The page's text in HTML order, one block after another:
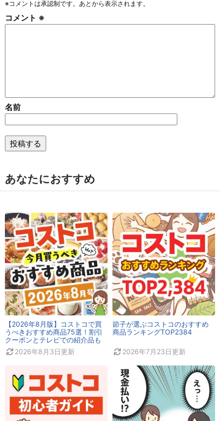
※コメントは承認制です。あとから表示されます。
コメント ※
名前
あなたにおすすめ
【2026年8月版】コストコで買
うべきおすすめ商品75選！割引
クーポンとテレビでの紹介品も
2026年8月3日更新
節子が選ぶコストコのおすすめ
商品ランキングTOP2384
2026年7月23日更新